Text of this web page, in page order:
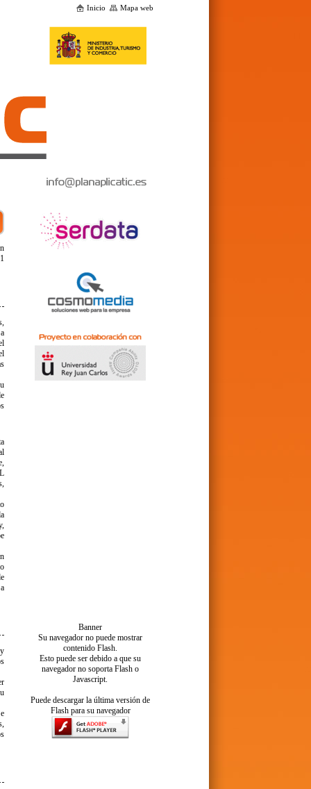
Inicio Mapa web
Banner
Su navegador no puede mostrar
contenido Flash.
Esto puede ser debido a que su
navegador no soporta Flash o
Javascript.
Puede descargar la última versión de
Flash para su navegador